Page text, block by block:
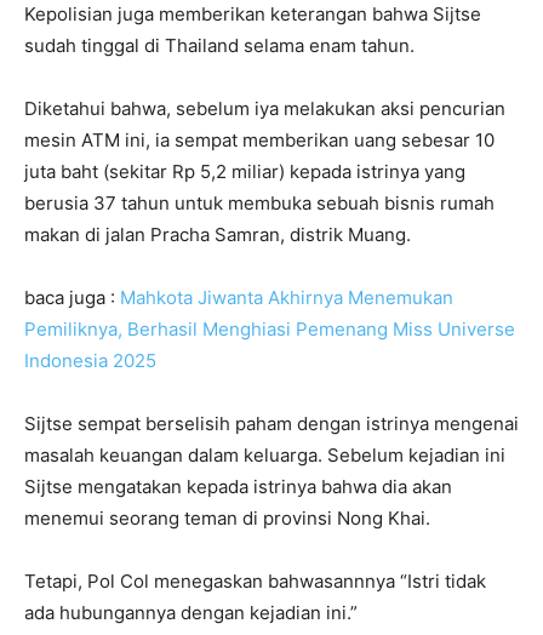
Kepolisian juga memberikan keterangan bahwa Sijtse
sudah tinggal di Thailand selama enam tahun.
Diketahui bahwa, sebelum iya melakukan aksi pencurian
mesin ATM ini, ia sempat memberikan uang sebesar 10
juta baht (sekitar Rp 5,2 miliar) kepada istrinya yang
berusia 37 tahun untuk membuka sebuah bisnis rumah
makan di jalan Pracha Samran, distrik Muang.
baca juga : Mahkota Jiwanta Akhirnya Menemukan
Pemiliknya, Berhasil Menghiasi Pemenang Miss Universe
Indonesia 2025
Sijtse sempat berselisih paham dengan istrinya mengenai
masalah keuangan dalam keluarga. Sebelum kejadian ini
Sijtse mengatakan kepada istrinya bahwa dia akan
menemui seorang teman di provinsi Nong Khai.
Tetapi, Pol Col menegaskan bahwasannnya “Istri tidak
ada hubungannya dengan kejadian ini.”